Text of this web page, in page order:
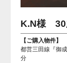
K.N様
【ご購入物件】
都営三田線『御
分